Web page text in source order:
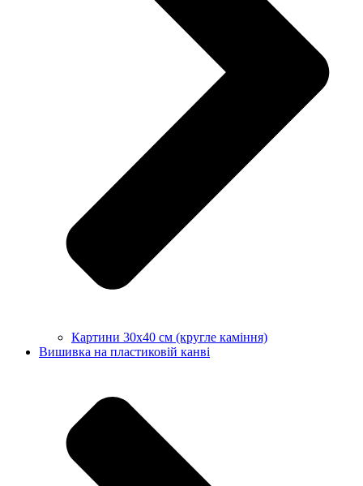
Картини 30х40 см (кругле каміння)
Вишивка на пластиковій канві